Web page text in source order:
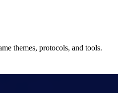
themes, protocols, and tools.